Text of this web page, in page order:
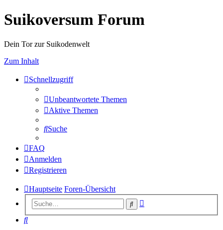
Suikoversum Forum
Dein Tor zur Suikodenwelt
Zum Inhalt
Schnellzugriff
Unbeantwortete Themen
Aktive Themen
Suche
FAQ
Anmelden
Registrieren
Hauptseite Foren-Übersicht
Suche
Suche